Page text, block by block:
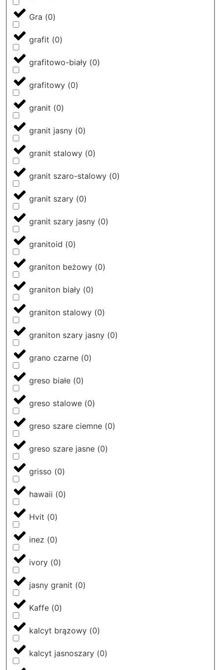
Gra (0)
grafit (0)
grafitowo-biały (0)
grafitowy (0)
granit (0)
granit jasny (0)
granit stalowy (0)
granit szaro-stalowy (0)
granit szary (0)
granit szary jasny (0)
granitoid (0)
graniton beżowy (0)
graniton biały (0)
graniton stalowy (0)
graniton szary jasny (0)
grano czarne (0)
greso białe (0)
greso stalowe (0)
greso szare ciemne (0)
greso szare jasne (0)
grisso (0)
hawaii (0)
Hvit (0)
inez (0)
ivory (0)
jasny granit (0)
Kaffe (0)
kalcyt brązowy (0)
kalcyt jasnoszary (0)